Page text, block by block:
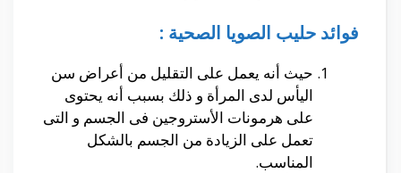
فوائد حليب الصويا الصحية :
حيث أنه يعمل على التقليل من أعراض سن
اليأس لدى المرأة و ذلك بسبب أنه يحتوى
على هرمونات الأستروجين فى الجسم و التى
تعمل على الزيادة من الجسم بالشكل
المناسب.